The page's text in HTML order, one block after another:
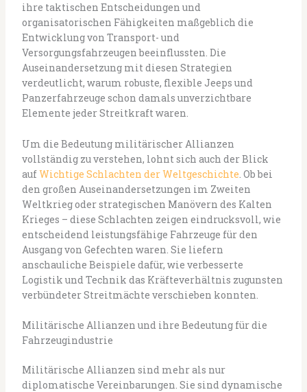
ihre taktischen Entscheidungen und
organisatorischen Fähigkeiten maßgeblich die
Entwicklung von Transport- und
Versorgungsfahrzeugen beeinflussten. Die
Auseinandersetzung mit diesen Strategien
verdeutlicht, warum robuste, flexible Jeeps und
Panzerfahrzeuge schon damals unverzichtbare
Elemente jeder Streitkraft waren.
Um die Bedeutung militärischer Allianzen
vollständig zu verstehen, lohnt sich auch der Blick
aufWichtige Schlachten der Weltgeschichte . Ob bei
den großen Auseinandersetzungen im Zweiten
Weltkrieg oder strategischen Manövern des Kalten
Krieges – diese Schlachten zeigen eindrucksvoll, wie
entscheidend leistungsfähige Fahrzeuge für den
Ausgang von Gefechten waren. Sie liefern
anschauliche Beispiele dafür, wie verbesserte
Logistik und Technik das Kräfteverhältnis zugunsten
verbündeter Streitmächte verschieben konnten.
Militärische Allianzen und ihre Bedeutung für die
Fahrzeugindustrie
Militärische Allianzen sind mehr als nur
diplomatische Vereinbarungen. Sie sind dynamische